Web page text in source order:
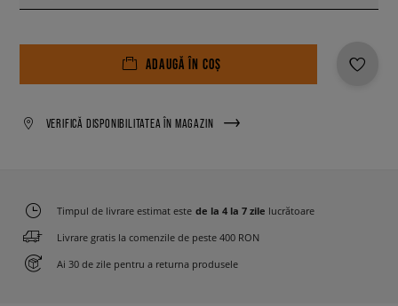
ADAUGĂ ÎN COȘ
VERIFICĂ DISPONIBILITATEA ÎN MAGAZIN
Timpul de livrare estimat este de la 4 la 7 zile lucrătoare
Livrare gratis la comenzile de peste 400 RON
Ai 30 de zile pentru a returna produsele